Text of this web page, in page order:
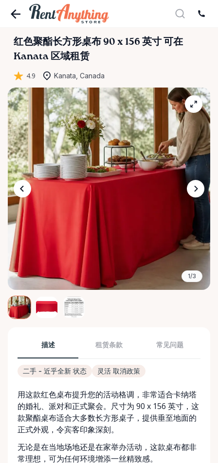
红色聚酯长方形桌布 90 x 156 英寸 可在
Kanata 区域租赁
4.9 Kanata, Canada
1/3
描述 租赁条款 常见问题
二手 - 近乎全新 状态 灵活 取消政策
用这款红色桌布提升您的活动格调，非常适合卡纳塔
的婚礼、派对和正式聚会。尺寸为 90 x 156 英寸，这
款聚酯桌布适合大多数长方形桌子，提供垂至地面的
正式外观，令宾客印象深刻。
无论是在当地场地还是在家举办活动，这款桌布都非
常理想，可为任何环境增添一丝精致感。